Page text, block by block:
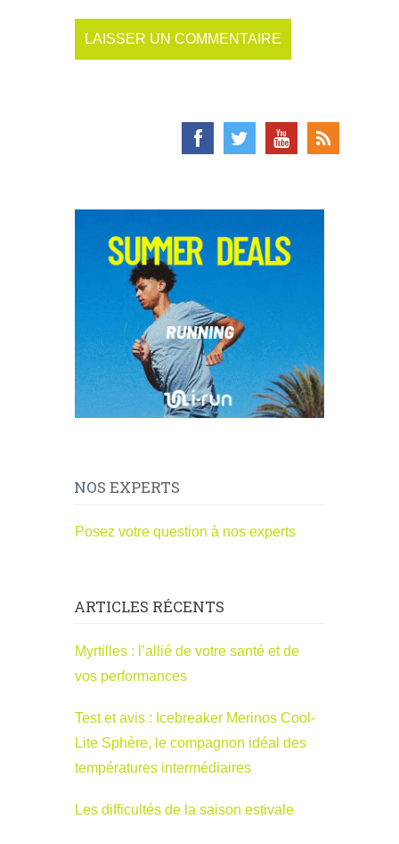
NOS EXPERTS
Posez votre question à nos experts
ARTICLES RÉCENTS
Myrtilles : l’allié de votre santé et de
vos performances
Test et avis : Icebreaker Merinos Cool-
Lite Sphère, le compagnon idéal des
températures intermédiaires
Les difficultés de la saison estivale